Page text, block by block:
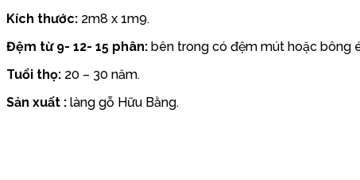
Kích thước: 2m8 x 1m9.
Đệm từ 9- 12- 15 phân: bên trong có đệm mút hoặc bông
Tuổi thọ: 20 – 30 năm.
Sản xuất : làng gỗ Hữu Bằng.